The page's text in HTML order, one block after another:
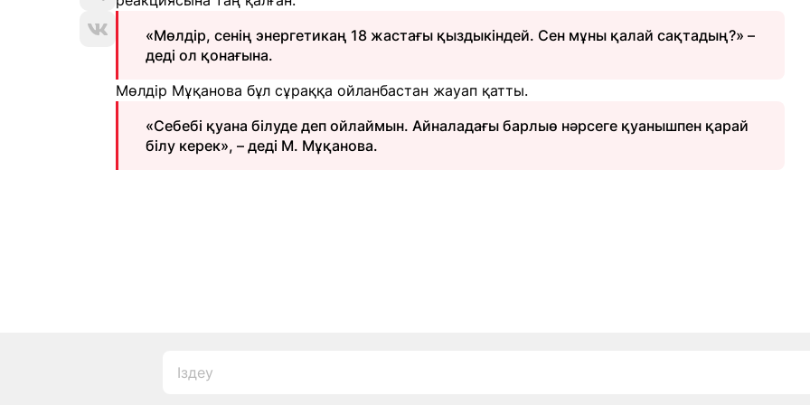
«Мөлдір, сенің энергетикаң 18 жастағы қыздыкіндей. Сен мұны қалай сақтадың?» –
деді ол қонағына.
Мөлдір Мұқанова бұл сұраққа ойланбастан жауап қатты.
«Себебі қуана білуде деп ойлаймын. Айналадағы барлыө нәрсеге қуанышпен қарай
білу керек», – деді М. Мұқанова.